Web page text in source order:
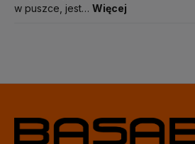
w puszce, jest… Więcej